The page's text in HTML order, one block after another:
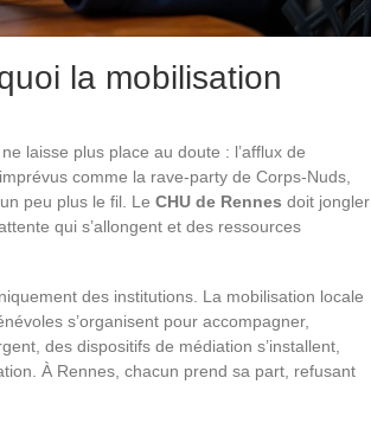
la mobilisation
laisse plus place au doute : l’afflux de
comme la rave-party de Corps-Nuds,
peu plus le fil. Le CHU de Rennes doit jongler
qui s’allongent et des ressources
des institutions. La mobilisation locale
s’organisent pour accompagner,
des dispositifs de médiation s’installent,
À Rennes, chacun prend sa part, refusant